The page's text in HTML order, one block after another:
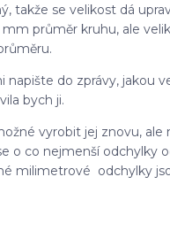
takže se velikost dá
mm průměr kruhu, ale
napište do zprávy, jakou
bych ji.
vyrobit jej znovu, ale
o co nejmenší odchylky
milimetrové odchylky